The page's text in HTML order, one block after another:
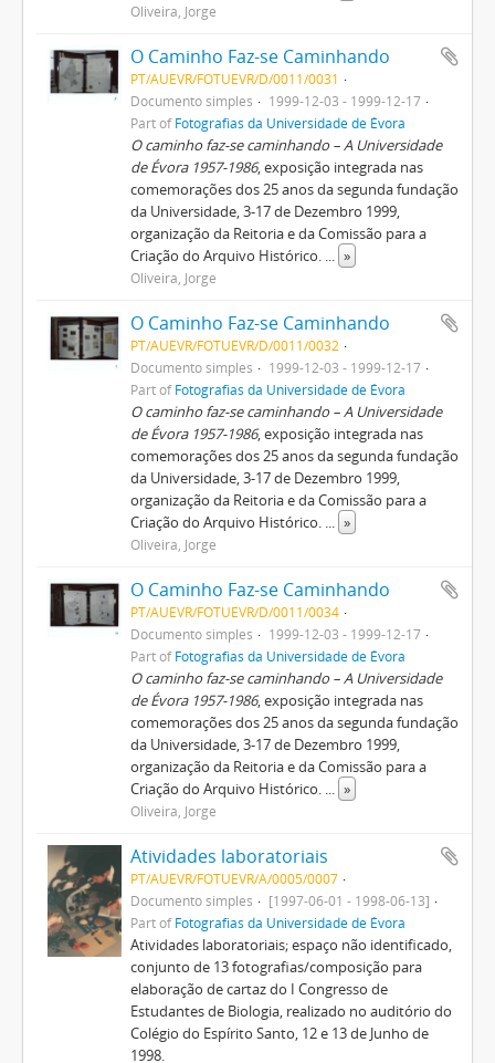
Oliveira, Jorge
O Caminho Faz-se Caminhando
PT/AUEVR/FOTUEVR/D/0011/0031
Documento simples
1999-12-03 - 1999-12-17
Part ofFotografias da Universidade de Évora
O caminho faz-se caminhando – A Universidade
de Évora 1957-1986, exposição integrada nas
comemorações dos 25 anos da segunda fundação
da Universidade, 3-17 de Dezembro 1999,
organização da Reitoria e da Comissão para a
Criação do Arquivo Histórico. ... »
Oliveira, Jorge
O Caminho Faz-se Caminhando
PT/AUEVR/FOTUEVR/D/0011/0032
Documento simples
1999-12-03 - 1999-12-17
Part ofFotografias da Universidade de Évora
O caminho faz-se caminhando – A Universidade
de Évora 1957-1986, exposição integrada nas
comemorações dos 25 anos da segunda fundação
da Universidade, 3-17 de Dezembro 1999,
organização da Reitoria e da Comissão para a
Criação do Arquivo Histórico. ... »
Oliveira, Jorge
O Caminho Faz-se Caminhando
PT/AUEVR/FOTUEVR/D/0011/0034
Documento simples
1999-12-03 - 1999-12-17
Part ofFotografias da Universidade de Évora
O caminho faz-se caminhando – A Universidade
de Évora 1957-1986, exposição integrada nas
comemorações dos 25 anos da segunda fundação
da Universidade, 3-17 de Dezembro 1999,
organização da Reitoria e da Comissão para a
Criação do Arquivo Histórico. ... »
Oliveira, Jorge
Atividades laboratoriais
PT/AUEVR/FOTUEVR/A/0005/0007
Documento simples
[1997-06-01 - 1998-06-13]
Part ofFotografias da Universidade de Évora
Atividades laboratoriais; espaço não identificado,
conjunto de 13 fotografias/composição para
elaboração de cartaz do I Congresso de
Estudantes de Biologia, realizado no auditório do
Colégio do Espírito Santo, 12 e 13 de Junho de
1998.